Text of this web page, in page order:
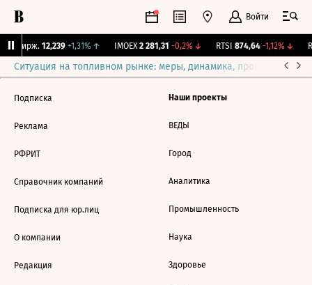
Войти
Бирж. 12,239 +1,31%↑ IMOEX 2 281,31 -0,2%↓ RTSI 874,64 -1,12%↓
Ситуация на топливном рынке: меры, динамика, прогнозы
Подписка
Реклама
РФРИТ
Справочник компаний
Подписка для юр.лиц
О компании
Редакция
Наши проекты
ВЕДЫ
Город
Аналитика
Промышленность
Наука
Здоровье